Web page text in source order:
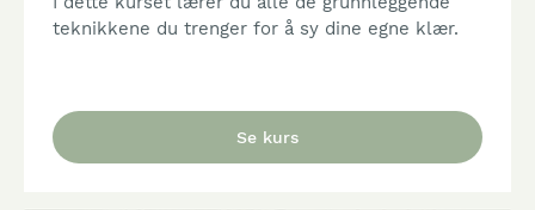
teknikkene du trenger for å sy dine egne klær.
Se kurs